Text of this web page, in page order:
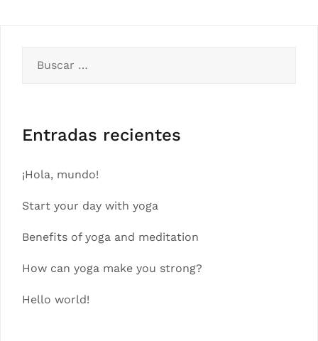
Entradas recientes
¡Hola, mundo!
Start your day with yoga
Benefits of yoga and meditation
How can yoga make you strong?
Hello world!